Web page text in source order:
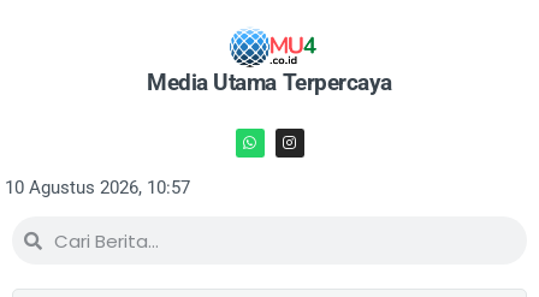
Media Utama Terpercaya
10 Agustus 2026, 10:57